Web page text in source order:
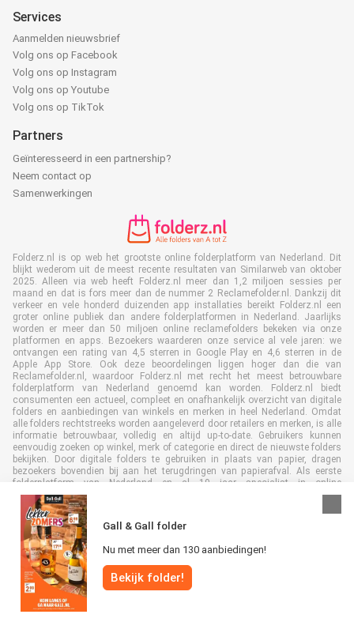
Gall & Gall folder
Nu met meer dan 130 aanbiedingen!
Bekijk folder!
Services
Aanmelden nieuwsbrief
Volg ons op Facebook
Volg ons op Instagram
Volg ons op Youtube
Volg ons op TikTok
Partners
Geïnteresseerd in een partnership?
Neem contact op
Samenwerkingen
Folderz.nl is op web het grootste online folderplatform van Nederland. Dit
blijkt wederom uit de meest recente resultaten van Similarweb van oktober
2025. Alleen via web heeft Folderz.nl meer dan 1,2 miljoen sessies per
maand en dat is fors meer dan de nummer 2 Reclamefolder.nl. Dankzij dit
verkeer en vele honderd duizenden app installaties bereikt Folderz.nl een
groter online publiek dan andere folderplatformen in Nederland. Jaarlijks
worden er meer dan 50 miljoen online reclamefolders bekeken via onze
platformen en apps. Bezoekers waarderen onze service al vele jaren: we
ontvangen een rating van 4,5 sterren in Google Play en 4,6 sterren in de
Apple App Store. Ook deze beoordelingen liggen hoger dan die van
Reclamefolder.nl, waardoor Folderz.nl met recht het meest betrouwbare
folderplatform van Nederland genoemd kan worden. Folderz.nl biedt
consumenten een actueel, compleet en onafhankelijk overzicht van digitale
folders en aanbiedingen van winkels en merken in heel Nederland. Omdat
alle folders rechtstreeks worden aangeleverd door retailers en merken, is alle
informatie betrouwbaar, volledig en altijd up-to-date. Gebruikers kunnen
eenvoudig zoeken op winkel, merk of categorie en direct de nieuwste folders
bekijken. Door digitale folders te gebruiken in plaats van papier, dragen
bezoekers bovendien bij aan het terugdringen van papierafval. Als eerste
folderplatform van Nederland en al 19 jaar specialist in online
folderpublicaties, heeft Folderz.nl duurzame samenwerkingen opgebouwd
met retailers en merken. Hierdoor zijn we uitgegroeid tot de toonaangevende
speler in de digitale foldermarkt.
Alle rechten voorbehouden © Folderz.nl 2026 |